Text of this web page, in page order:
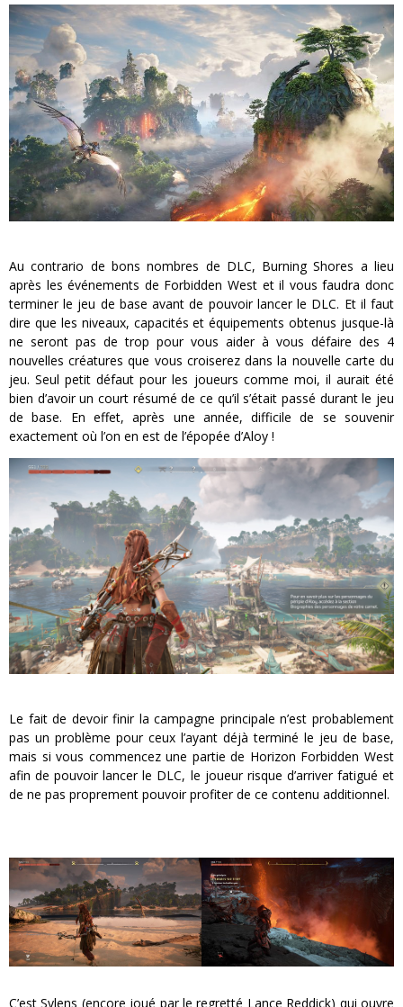
Au contrario de bons nombres de DLC, Burning Shores a lieu
après les événements de Forbidden West et il vous faudra donc
terminer le jeu de base avant de pouvoir lancer le DLC. Et il faut
dire que les niveaux, capacités et équipements obtenus jusque-là
ne seront pas de trop pour vous aider à vous défaire des 4
nouvelles créatures que vous croiserez dans la nouvelle carte du
jeu. Seul petit défaut pour les joueurs comme moi, il aurait été
bien d’avoir un court résumé de ce qu’il s’était passé durant le jeu
de base. En effet, après une année, difficile de se souvenir
exactement où l’on en est de l’épopée d’Aloy !
Le fait de devoir finir la campagne principale n’est probablement
pas un problème pour ceux l’ayant déjà terminé le jeu de base,
mais si vous commencez une partie de Horizon Forbidden West
afin de pouvoir lancer le DLC, le joueur risque d’arriver fatigué et
de ne pas proprement pouvoir profiter de ce contenu additionnel.
C’est Sylens (encore joué par le regretté Lance Reddick) qui ouvre